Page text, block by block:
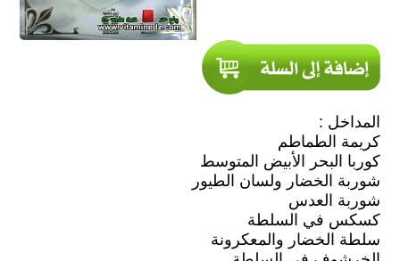
المداخل :
كريمة الطماطم
كوربا البحر الأبيض المتوسط
شوربة الخضار ولسان الطيور
شوربة العدس
كسكس في السلطة
سلطة الخضار والمعكرونة